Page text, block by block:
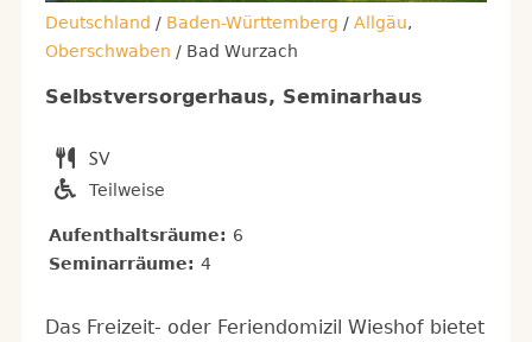
Deutschland / Baden-Württemberg / Allgäu,
Oberschwaben / Bad Wurzach
Selbstversorgerhaus, Seminarhaus
Teilweise
Aufenthaltsräume: 6
Seminarräume: 4
Das Freizeit- oder Feriendomizil Wieshof bietet